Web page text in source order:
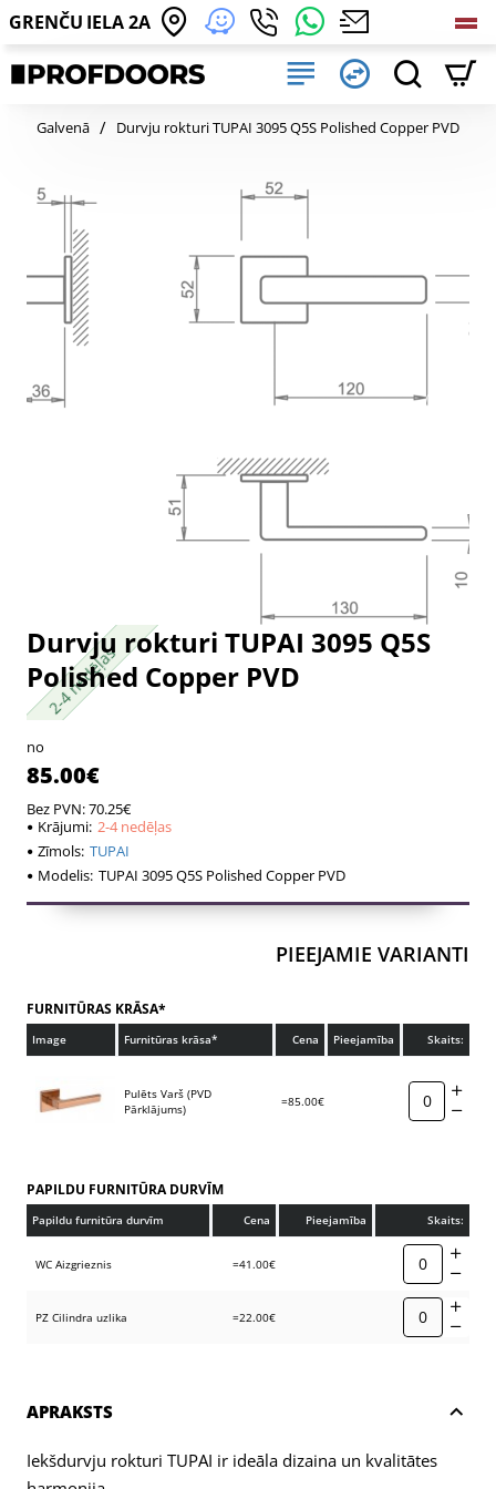
GRENČU IELA 2A
Galvenā homeDurvju rokturi TUPAI 3095 Q5S Polished Copper PVD
2-4 nedēļas
2-4 nedēļas
Durvju rokturi TUPAI 3095 Q5S
Polished Copper PVD
no
85.00€
Bez PVN: 70.25€
Krājumi: 2-4 nedēļas
Zīmols: TUPAI
Modelis: TUPAI 3095 Q5S Polished Copper PVD
PIEEJAMIE VARIANTI
FURNITŪRAS KRĀSA*
Image Furnitūras krāsa* Cena Pieejamība Skaits:
Pulēts Varš (PVD
Pārklājums)
=85.00€
PAPILDU FURNITŪRA DURVĪM
Papildu furnitūra durvīm Cena Pieejamība Skaits:
WC Aizgrieznis =41.00€
PZ Cilindra uzlika =22.00€
APRAKSTS
Iekšdurvju rokturi TUPAI ir ideāla dizaina un kvalitātes